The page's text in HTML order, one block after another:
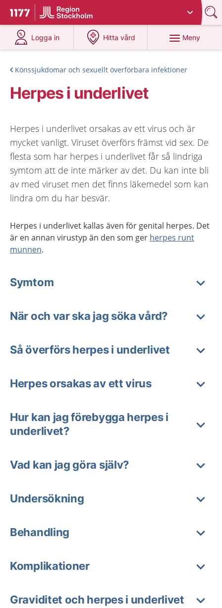
Till startsidan för 1177
Du har valt region
Logga in
på 1177.se
Hitta vård
på 1177.se
Meny
Könssjukdomar och sexuellt överförbara infektioner
Herpes i underlivet
Herpes i underlivet orsakas av ett virus och är
mycket vanligt. Viruset överförs främst vid sex. De
flesta som har herpes i underlivet får så lindriga
symtom att de inte märker av det. Du kan inte bli
av med viruset men det finns läkemedel som kan
lindra om du har besvär.
Herpes i underlivet kallas även för genital herpes. Det
är en annan virustyp än den som ger herpes runt
munnen.
Symtom
När och var ska jag söka vård?
Så överförs herpes i underlivet
Herpes orsakas av ett virus
Hur kan jag förebygga herpes i
underlivet?
Vad kan jag göra själv?
Undersökning
Behandling
Komplikationer
Graviditet och herpes i underlivet